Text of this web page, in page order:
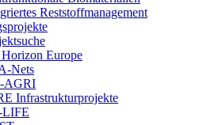
Reststoffmanagement
Europe
Nets
AGRI
Infrastrukturprojekte